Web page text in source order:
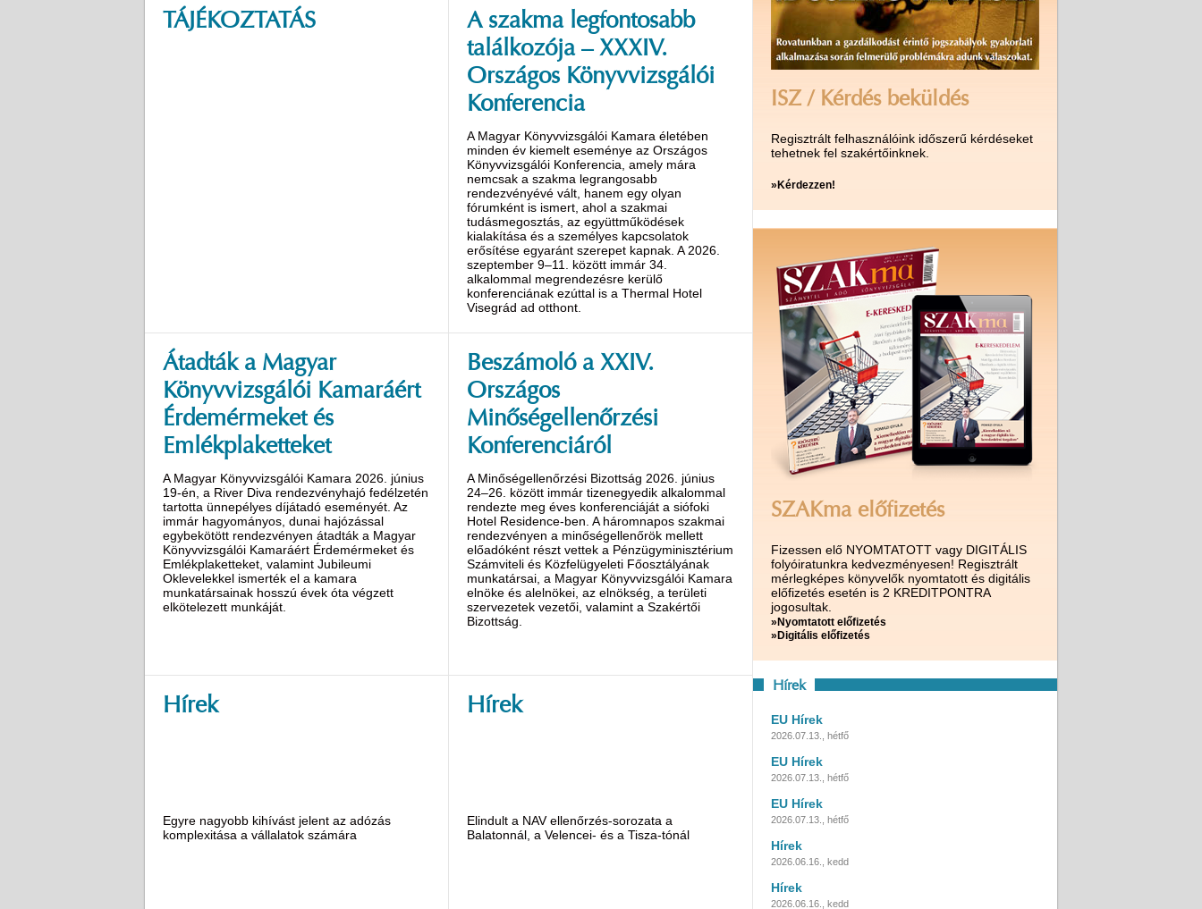
TÁJÉKOZTATÁS
A szakma legfontosabb
találkozója – XXXIV.
Országos Könyvvizsgálói
Konferencia
A Magyar Könyvvizsgálói Kamara életében
minden év kiemelt eseménye az Országos
Könyvvizsgálói Konferencia, amely mára
nemcsak a szakma legrangosabb
rendezvényévé vált, hanem egy olyan
fórumként is ismert, ahol a szakmai
tudásmegosztás, az együttműködések
kialakítása és a személyes kapcsolatok
erősítése egyaránt szerepet kapnak. A 2026.
szeptember 9–11. között immár 34.
alkalommal megrendezésre kerülő
konferenciának ezúttal is a Thermal Hotel
Visegrád ad otthont.
Átadták a Magyar
Könyvvizsgálói Kamaráért
Érdemérmeket és
Emlékplaketteket
A Magyar Könyvvizsgálói Kamara 2026. június
19-én, a River Diva rendezvényhajó fedélzetén
tartotta ünnepélyes díjátadó eseményét. Az
immár hagyományos, dunai hajózással
egybekötött rendezvényen átadták a Magyar
Könyvvizsgálói Kamaráért Érdemérmeket és
Emlékplaketteket, valamint Jubileumi
Oklevelekkel ismerték el a kamara
munkatársainak hosszú évek óta végzett
elkötelezett munkáját.
Beszámoló a XXIV.
Országos
Minőségellenőrzési
Konferenciáról
A Minőségellenőrzési Bizottság 2026. június
24–26. között immár tizenegyedik alkalommal
rendezte meg éves konferenciáját a siófoki
Hotel Residence-ben. A háromnapos szakmai
rendezvényen a minőségellenőrök mellett
előadóként részt vettek a Pénzügyminisztérium
Számviteli és Közfelügyeleti Főosztályának
munkatársai, a Magyar Könyvvizsgálói Kamara
elnöke és alelnökei, az elnökség, a területi
szervezetek vezetői, valamint a Szakértői
Bizottság.
Hírek
Egyre nagyobb kihívást jelent az adózás
komplexitása a vállalatok számára
Hírek
Elindult a NAV ellenőrzés-sorozata a
Balatonnál, a Velencei- és a Tisza-tónál
ISZ / Kérdés beküldés
Regisztrált felhasználóink időszerű kérdéseket
tehetnek fel szakértőinknek.
»Kérdezzen!
SZAKma előfizetés
Fizessen elő NYOMTATOTT vagy DIGITÁLIS
folyóiratunkra kedvezményesen! Regisztrált
mérlegképes könyvelők nyomtatott és digitális
előfizetés esetén is 2 KREDITPONTRA
jogosultak.
»Nyomtatott előfizetés
»Digitális előfizetés
Hírek
EU Hírek
2026.07.13., hétfő
EU Hírek
2026.07.13., hétfő
EU Hírek
2026.07.13., hétfő
Hírek
2026.06.16., kedd
Hírek
2026.06.16., kedd